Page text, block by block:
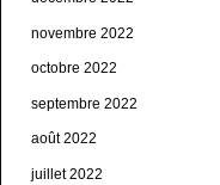
novembre 2022
octobre 2022
septembre 2022
août 2022
juillet 2022